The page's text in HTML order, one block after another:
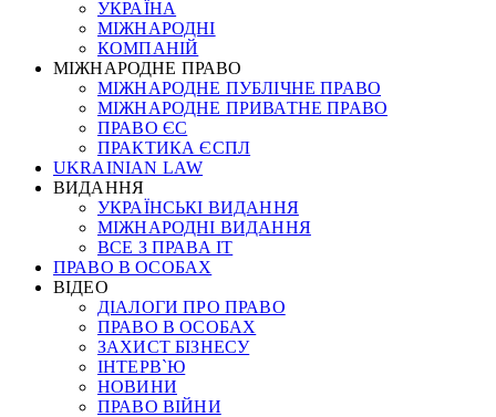
УКРАЇНА
МІЖНАРОДНІ
КОМПАНІЙ
МІЖНАРОДНЕ ПРАВО
МІЖНАРОДНЕ ПУБЛІЧНЕ ПРАВО
МІЖНАРОДНЕ ПРИВАТНЕ ПРАВО
ПРАВО ЄС
ПРАКТИКА ЄСПЛ
UKRAINIAN LAW
ВИДАННЯ
УКРАЇНСЬКІ ВИДАННЯ
МІЖНАРОДНІ ВИДАННЯ
ВСЕ З ПРАВА ІТ
ПРАВО В ОСОБАХ
ВІДЕО
ДІАЛОГИ ПРО ПРАВО
ПРАВО В ОСОБАХ
ЗАХИСТ БІЗНЕСУ
ІНТЕРВ`Ю
НОВИНИ
ПРАВО ВІЙНИ